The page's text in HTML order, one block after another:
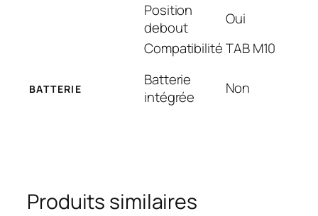
Position
debout
Oui
CompatibilitéTAB M10
BATTERIE
Batterie
intégrée
Non
Produits similaires